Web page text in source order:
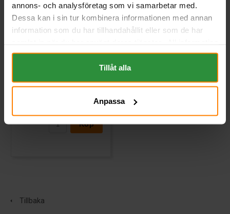
annons- och analysföretag som vi samarbetar med.
Dessa kan i sin tur kombinera informationen med annan
information som du har tillhandahållit eller som de har
om "Cookies" och ditt val finner du på vår Cookie sida
längst ner i "footern" på sidan.
Tillåt alla
Anpassa
Bosch S4 12v 72Ah S4007
175
Köp
Tillbaka